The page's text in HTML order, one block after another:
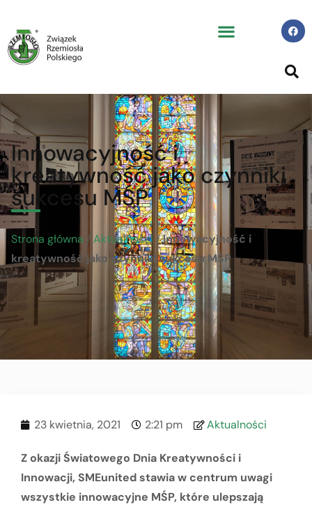
Innowacyjność i
kreatywność jako czynniki
sukcesu MŚP
Strona główna / Aktualności /Innowacyjność i
kreatywność jako czynniki sukcesu MŚP
23 kwietnia, 2021 2:21 pm Aktualności
Z okazji Światowego Dnia Kreatywności i
Innowacji, SMEunited stawia w centrum uwagi
wszystkie innowacyjne MŚP, które ulepszają